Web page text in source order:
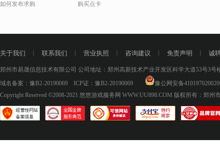
如何发布求购
购买点卡
关于我们 联系我们 营业执照 咨询建议 免责声明 诚
郑州市易晟信息技术有限公司 公司地址：郑州高新技术产业开发区科学大道53号3号
域名备案： 豫B2-20190069 ICP证： 豫B2-20190069
豫公网安备
Copyright Reserved ©2008-2021 悠悠游戏服务网 WWW.UU898.COM 版权所有：郑州